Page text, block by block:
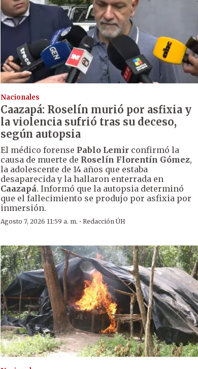
Nacionales
Caazapá: Roselín murió por asfixia y
la violencia sufrió tras su deceso,
según autopsia
El médico forense Pablo Lemir confirmó la
causa de muerte de Roselín Florentín Gómez,
la adolescente de 14 años que estaba
desaparecida y la hallaron enterrada en
Caazapá. Informó que la autopsia determinó
que el fallecimiento se produjo por asfixia por
inmersión.
Agosto 7, 2026 11:59 a. m. ·Redacción ÚH